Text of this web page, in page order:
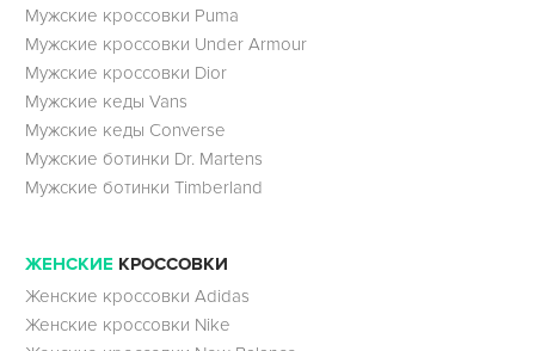
Мужские кроссовки Puma
Мужские кроссовки Under Armour
Мужские кроссовки Dior
Мужские кеды Vans
Мужские кеды Converse
Мужские ботинки Dr. Martens
Мужские ботинки Timberland
ЖЕНСКИЕ КРОССОВКИ
Женские кроссовки Adidas
Женские кроссовки Nike